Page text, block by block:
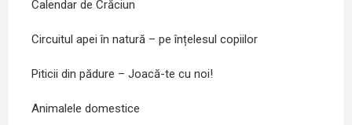
Calendar de Crăciun
Circuitul apei în natură – pe înțelesul copiilor
Piticii din pădure – Joacă-te cu noi!
Animalele domestice